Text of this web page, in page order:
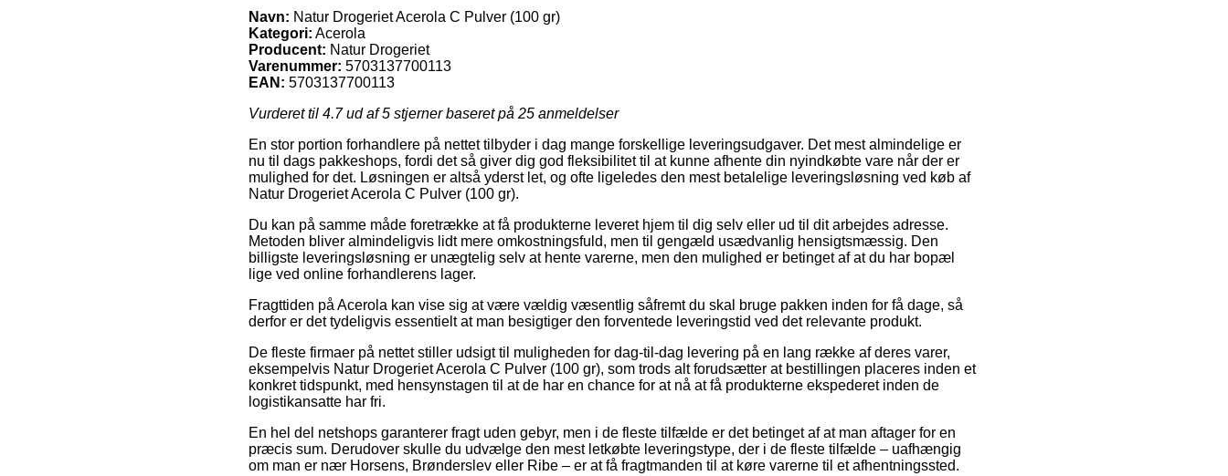
Navn: Natur Drogeriet Acerola C Pulver (100 gr)
Kategori: Acerola
Producent: Natur Drogeriet
Varenummer: 5703137700113
EAN: 5703137700113
Vurderet til 4.7ud af 5 stjerner baseret på 25 anmeldelser
En stor portion forhandlere på nettet tilbyder i dag mange forskellige leveringsudgaver. Det mest almindelige er
nu til dags pakkeshops, fordi det så giver dig god fleksibilitet til at kunne afhente din nyindkøbte vare når der er
mulighed for det. Løsningen er altså yderst let, og ofte ligeledes den mest betalelige leveringsløsning ved køb af
Natur Drogeriet Acerola C Pulver (100 gr).
Du kan på samme måde foretrække at få produkterne leveret hjem til dig selv eller ud til dit arbejdes adresse.
Metoden bliver almindeligvis lidt mere omkostningsfuld, men til gengæld usædvanlig hensigtsmæssig. Den
billigste leveringsløsning er unægtelig selv at hente varerne, men den mulighed er betinget af at du har bopæl
lige ved online forhandlerens lager.
Fragttiden på Acerola kan vise sig at være vældig væsentlig såfremt du skal bruge pakken inden for få dage, så
derfor er det tydeligvis essentielt at man besigtiger den forventede leveringstid ved det relevante produkt.
De fleste firmaer på nettet stiller udsigt til muligheden for dag-til-dag levering på en lang række af deres varer,
eksempelvis Natur Drogeriet Acerola C Pulver (100 gr), som trods alt forudsætter at bestillingen placeres inden et
konkret tidspunkt, med hensynstagen til at de har en chance for at nå at få produkterne ekspederet inden de
logistikansatte har fri.
En hel del netshops garanterer fragt uden gebyr, men i de fleste tilfælde er det betinget af at man aftager for en
præcis sum. Derudover skulle du udvælge den mest letkøbte leveringstype, der i de fleste tilfælde – uafhængig
om man er nær Horsens, Brønderslev eller Ribe – er at få fragtmanden til at køre varerne til et afhentningssted.